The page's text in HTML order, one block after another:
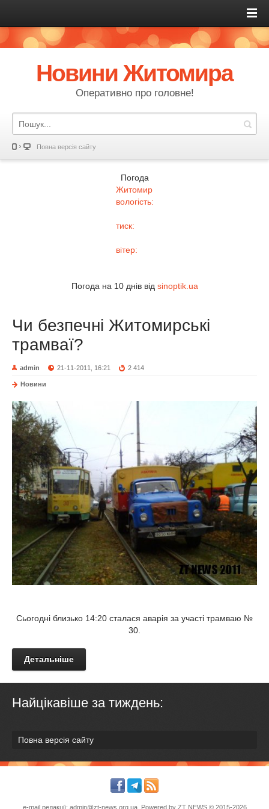
Новини Житомира
Оперативно про головне!
Повна версія сайту
Погода
Житомир
вологість:
тиск:
вітер:
Погода на 10 днів від sinoptik.ua
Чи безпечні Житомирські
трамваї?
admin 21-11-2011, 16:21 2 414
Новини
Сьогодні близько 14:20 сталася аварія за участі трамваю №
30.
Детальніше
Найцікавіше за тиждень:
Повна версія сайту
e-mail редакції: admin@zt-news.org.ua. Powered by ZT NEWS© 2015-2026